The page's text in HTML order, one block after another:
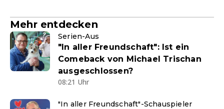
Mehr entdecken
Serien-Aus
"In aller Freundschaft": Ist ein
Comeback von Michael Trischan
ausgeschlossen?
08:21 Uhr
"In aller Freundschaft"-Schauspieler